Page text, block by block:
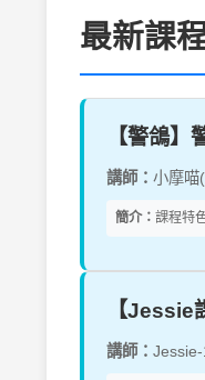
最新課
【警鴿
講師： 小摩喵
簡介： 課程特
【Jessie
講師：